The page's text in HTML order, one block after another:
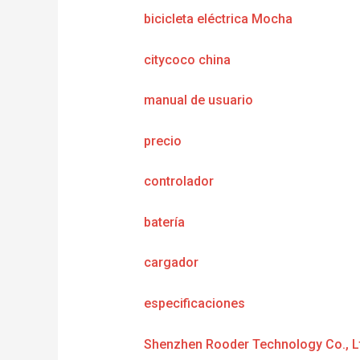
bicicleta eléctrica Mocha
citycoco china
manual de usuario
precio
controlador
batería
cargador
especificaciones
Shenzhen Rooder Technology Co.,